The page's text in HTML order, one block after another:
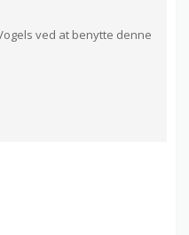
ved at benytte denne